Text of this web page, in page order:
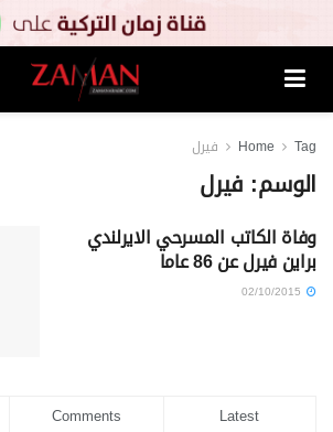
Home Tag فيرل
الوسم: فيرل
وفاة الكاتب المسرحي الايرلندي
براين فيرل عن 86 عاما
Comments Latest